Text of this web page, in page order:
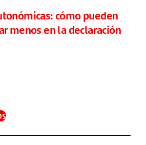
cómo pueden
menos en la declaración